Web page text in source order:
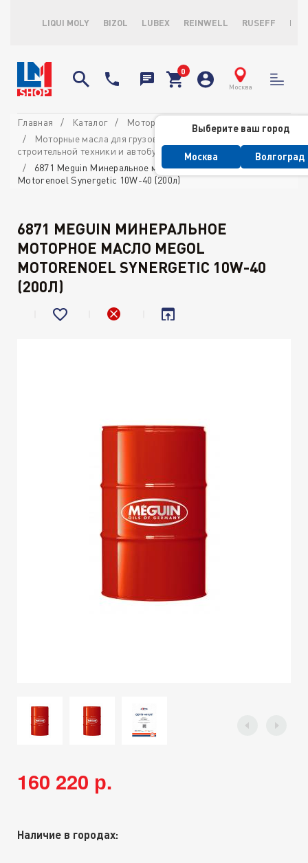
LIQUI MOLY BIZOL LUBEX REINWELL RUSEFF
Москва
Выберите ваш город
Москва Волгоград
Главная Каталог
Моторные масла
Моторные масла для грузовых автомобилей,
строительной техники и автобусов
6871 Meguin Минеральное моторное масло Megol
Motorenoel Synergetic 10W-40 (200л)
6871 MEGUIN МИНЕРАЛЬНОЕ
МОТОРНОЕ МАСЛО MEGOL
MOTORENOEL SYNERGETIC 10W-40
(200Л)
160 220 р.
Наличие в городах: